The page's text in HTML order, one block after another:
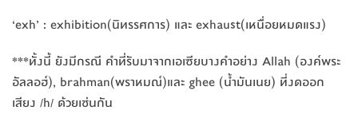
‘exh’ : exhibition(นิทรรศการ) และ exhaust(เหนื่อยหมดแรง)
***ทั้งนี้ ยังมีกรณี คำที่รับมาจากเอเซียบางคำอย่าง Allah (องค์พระ
อัลลอฮ์), brahman(พราหมณ์)และ ghee (น้ำมันเนย) ที่งดออก
เสียง /h/ ด้วยเช่นกัน